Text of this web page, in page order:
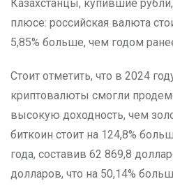
Казахстанцы, купившие
плюсе: российская валюта
5,85% больше, чем годом
Стоит отметить, что в 2024
криптовалюты смогли
высокую доходность, чем
биткоин стоит на 124,8%
года, составив 62 869,8
долларов, что на 50,14%